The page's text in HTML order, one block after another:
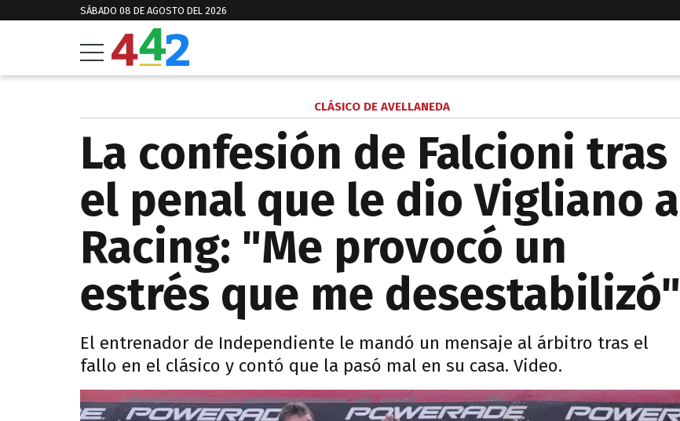
SÁBADO 08 DE AGOSTO DEL 2026
CLÁSICO DE AVELLANEDA
La confesión de Falcioni tras
el penal que le dio Vigliano a
Racing: "Me provocó un
estrés que me desestabilizó"
El entrenador de Independiente le mandó un mensaje al árbitro tras el
fallo en el clásico y contó que la pasó mal en su casa. Video.